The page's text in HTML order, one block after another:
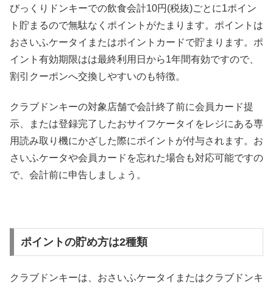
びっくりドンキーでの飲食会計10円(税抜)ごとに1ポイン
ト貯まるので無駄なくポイントがたまります。ポイントは
おさいふケータイまたはポイントカードで貯まります。ポ
イント有効期限はは最終利用日から1年間有効ですので、
割引クーポンへ交換しやすいのも特徴。
クラブドンキーの対象店舗で会計終了前に会員カード提
示、または登録完了したおサイフケータイをレジにある専
用読み取り機にかざした際にポイントが付与されます。お
さいふケータや会員カードを忘れた場合も対応可能ですの
で、会計前に申告しましょう。
ポイントの貯め方は2種類
クラブドンキーは、おさいふケータイまたはクラブドンキ